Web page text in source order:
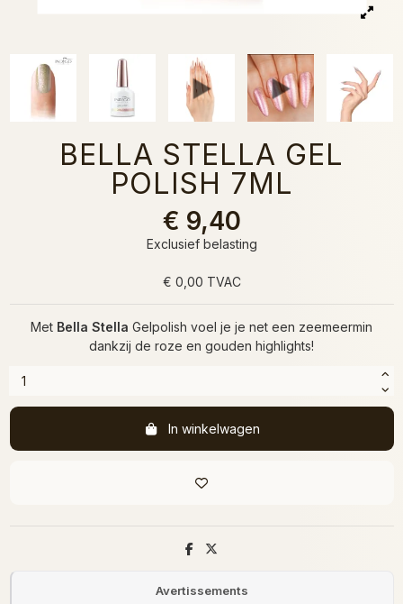
BELLA STELLA GEL
POLISH 7ML
€ 9,40
Exclusief belasting
€ 0,00 TVAC
Met Bella Stella Gelpolish voel je je net een zeemeermin
dankzij de roze en gouden highlights!
In winkelwagen
Avertissements